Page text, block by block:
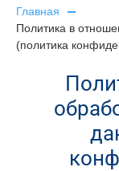
Главная
Политика в
(политика